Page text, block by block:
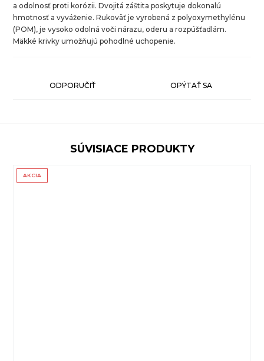
a odolnosť proti korózii. Dvojitá záštita poskytuje dokonalú
hmotnosť a vyváženie. Rukoväť je vyrobená z polyoxymethylénu
(POM), je vysoko odolná voči nárazu, oderu a rozpúšťadlám.
Mäkké krivky umožňujú pohodlné uchopenie.
ODPORUČIŤ OPÝTAŤ SA
SÚVISIACE PRODUKTY
AKCIA